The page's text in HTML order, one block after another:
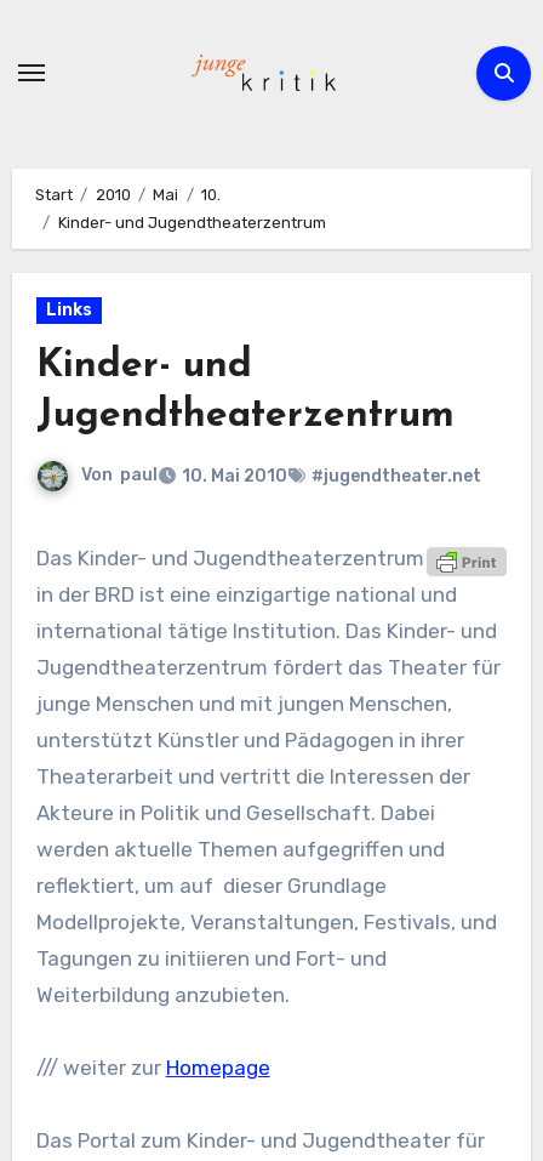
springen
Start 2010 Mai
10.
Kinder- und Jugendtheaterzentrum
Links
Kinder- und
Jugendtheaterzentrum
Von paul 10. Mai 2010 #jugendtheater.net
Das Kinder- und Jugendtheaterzentrum
in der BRD ist eine einzigartige national und
international tätige Institution. Das Kinder- und
Jugendtheaterzentrum fördert das Theater für
junge Menschen und mit jungen Menschen,
unterstützt Künstler und Pädagogen in ihrer
Theaterarbeit und vertritt die Interessen der
Akteure in Politik und Gesellschaft. Dabei
werden aktuelle Themen aufgegriffen und
reflektiert, um auf dieser Grundlage
Modellprojekte, Veranstaltungen, Festivals, und
Tagungen zu initiieren und Fort- und
Weiterbildung anzubieten.
/// weiter zur Homepage
Das Portal zum Kinder- und Jugendtheater für